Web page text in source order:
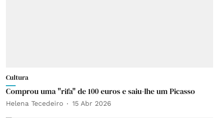
Cultura
Comprou uma "rifa" de 100 euros e saiu-lhe um Picasso
Helena Tecedeiro 15 Abr 2026